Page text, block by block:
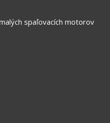
spaľovacích motorov